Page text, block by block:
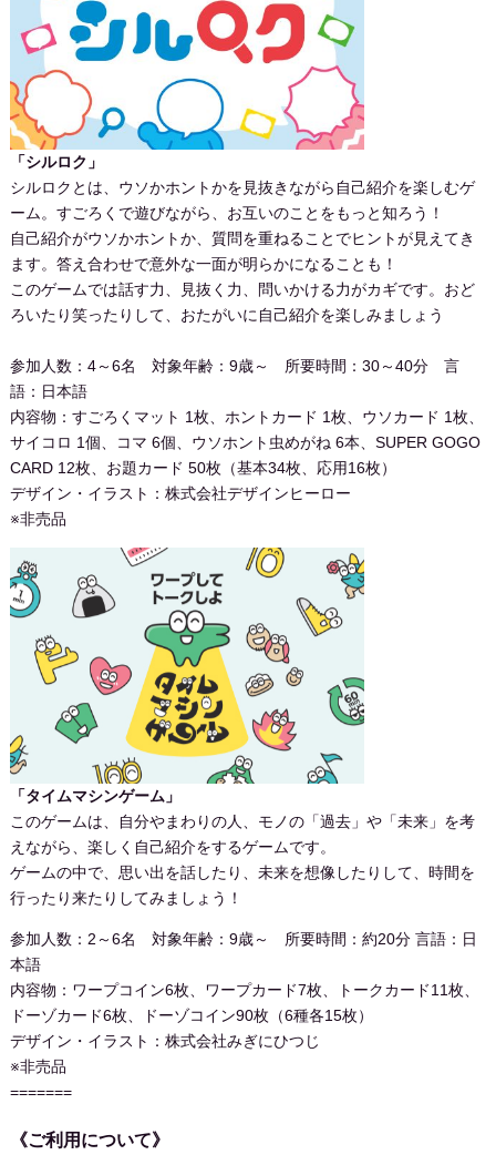
「シルロク」
シルロクとは、ウソかホントかを見抜きながら自己紹介を楽しむゲ
ーム。すごろくで遊びながら、お互いのことをもっと知ろう！
自己紹介がウソかホントか、質問を重ねることでヒントが見えてき
ます。答え合わせで意外な一面が明らかになることも！
このゲームでは話す力、見抜く力、問いかける力がカギです。おど
ろいたり笑ったりして、おたがいに自己紹介を楽しみましょう
参加人数：4～6名 対象年齢：9歳～ 所要時間：30～40分 言
語：日本語
内容物：すごろくマット 1枚、ホントカード 1枚、ウソカード 1枚、
サイコロ 1個、コマ 6個、ウソホント虫めがね 6本、SUPER GOGO
CARD 12枚、お題カード 50枚（基本34枚、応用16枚）
デザイン・イラスト：株式会社デザインヒーロー
※非売品
「タイムマシンゲーム」
このゲームは、自分やまわりの人、モノの「過去」や「未来」を考
えながら、楽しく自己紹介をするゲームです。
ゲームの中で、思い出を話したり、未来を想像したりして、時間を
行ったり来たりしてみましょう！
参加人数：2～6名 対象年齢：9歳～ 所要時間：約20分 言語：日
本語
内容物：ワープコイン6枚、ワープカード7枚、トークカード11枚、
ドーゾカード6枚、ドーゾコイン90枚（6種各15枚）
デザイン・イラスト：株式会社みぎにひつじ
※非売品
=======
《ご利用について》